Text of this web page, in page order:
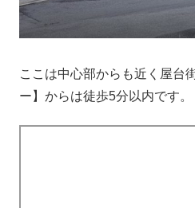
ここは中心部からも近く屋台
ー】からは徒歩5分以内です。